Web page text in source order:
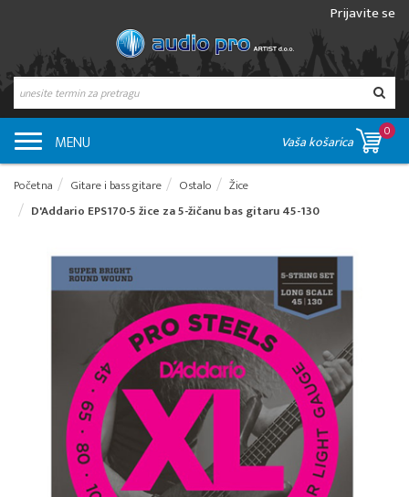
Prijavite se
MENU Vaša košarica
0
Početna Gitare i bass gitare Ostalo
Žice
D'Addario EPS170-5 žice za 5-žičanu bas gitaru 45-130